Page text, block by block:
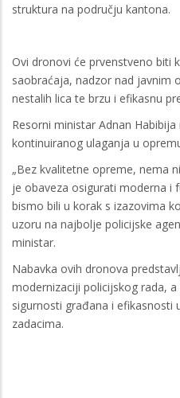
struktura na području kantona.
Ovi dronovi će prvenstveno biti
saobraćaja, nadzor nad javnim
nestalih lica te brzu i efikasnu
Resorni ministar Adnan
kontinuiranog ulaganja u
„Bez kvalitetne opreme, nema
je obaveza osigurati moderna i
bismo bili u korak s izazovima
uzoru na najbolje policijske
ministar.
Nabavka ovih dronova
modernizaciji policijskog rada,
sigurnosti građana i efikasnosti
zadacima.